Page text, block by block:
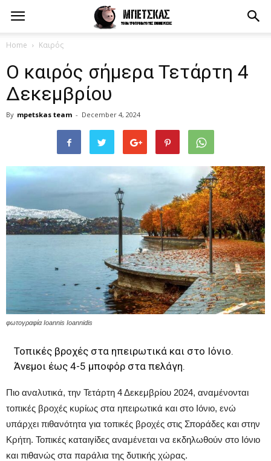
Home Καιρός
Ο καιρός σήμερα Τετάρτη 4
Δεκεμβρίου
By mpetskas team - December 4, 2024
φωτογραφία Ioannis Ioannidis
Τοπικές βροχές στα ηπειρωτικά και στο Ιόνιο.
Άνεμοι έως 4-5 μποφόρ στα πελάγη.
Πιο αναλυτικά, την Τετάρτη 4 Δεκεμβρίου 2024, αναμένονται
τοπικές βροχές κυρίως στα ηπειρωτικά και στο Ιόνιο, ενώ
υπάρχει πιθανότητα για τοπικές βροχές στις Σποράδες και στην
Κρήτη. Τοπικές καταιγίδες αναμένεται να εκδηλωθούν στο Ιόνιο
και πιθανώς στα παράλια της δυτικής χώρας.